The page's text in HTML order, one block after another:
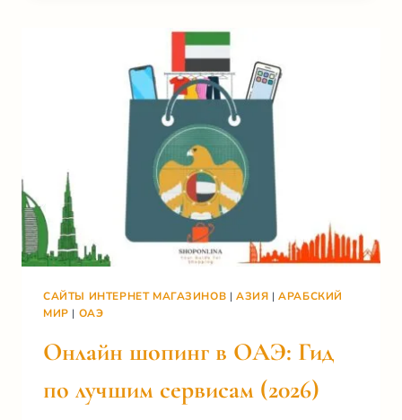
ДУБАЕ:
ГИД
ПО
ЛУЧШИМ
ЦЕНАМ
САЙТЫ ИНТЕРНЕТ МАГАЗИНОВ |АЗИЯ |АРАБСКИЙ
МИР | ОАЭ
Онлайн шопинг в ОАЭ: Гид
по лучшим сервисам (2026)